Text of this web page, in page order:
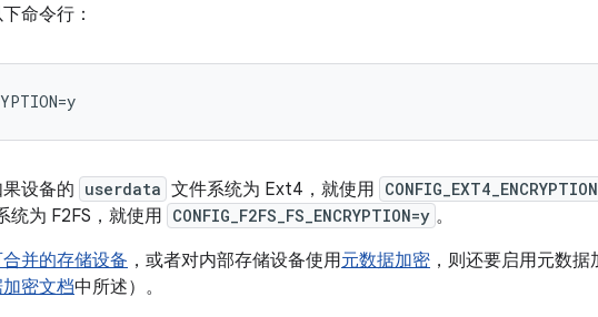
命令行：
设备的 userdata 文件系统为 Ext4，就使用
统为 F2FS，就使用 CONFIG_F2FS_FS_ENCRYPTION=y 。
并的存储设备 ，或者对内部存储设备使用元数据加密 ，则还要启用元数
密文档中所述）。